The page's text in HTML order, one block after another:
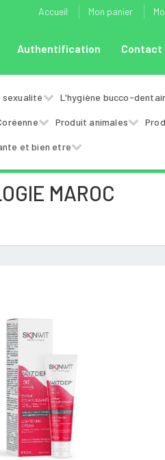
Accueil Mon panier
Authentification Contact
sexualité L'hygiène bucco-
Produit animales
et bien etre
MAROC